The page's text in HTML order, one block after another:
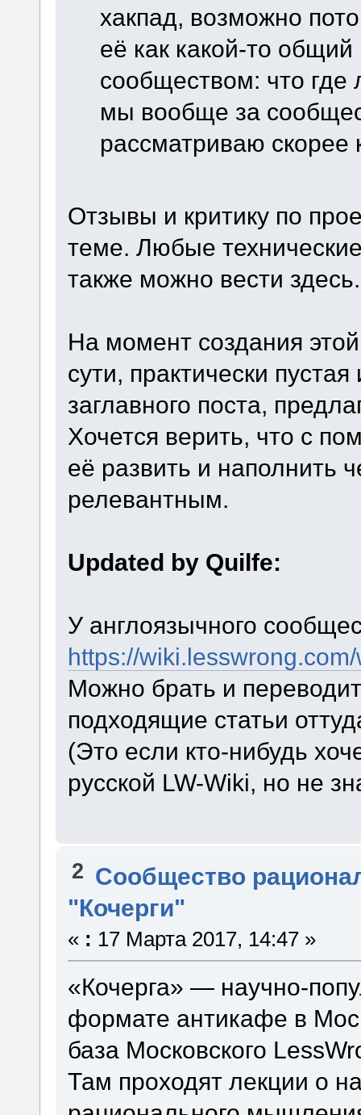
хакпад, возможно
её как какой-то
сообществом: что где
мы вообще за
рассматриваю скорее
Отзывы и критику по
теме. Любые
также можно вести здесь.
На момент создания
сути, практически
заглавного поста,
Хочется верить, что с
её развить и наполнить
релевантным.
Updated by Quilfe:
У англоязычного
https://
Можно брать и
подходящие статьи
(Это если кто-нибудь
русской LW-Wiki, но не
2 Сообщество
"Кочерги"
« : 17 Марта 2017, 14:47 »
«Кочерга» — научно-
формате антикафе в
база Московского
Там проходят лекции о